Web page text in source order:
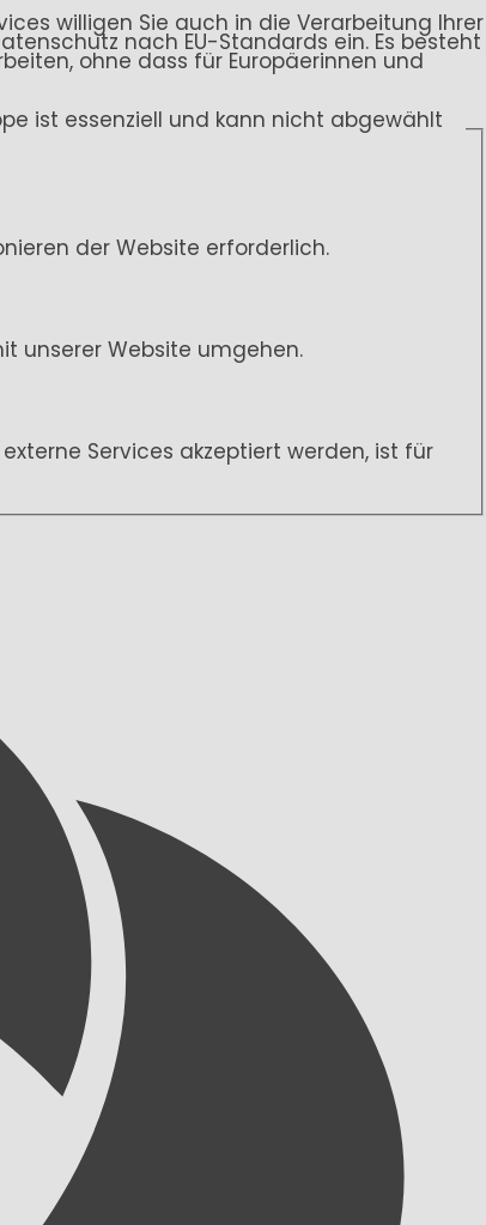
willigen Sie auch in die Verarbeitung Ihrer
nach EU-Standards ein. Es besteht
ohne dass für Europäerinnen und
ist essenziell und kann nicht abgewählt
der Website erforderlich.
unserer Website umgehen.
Services akzeptiert werden, ist für